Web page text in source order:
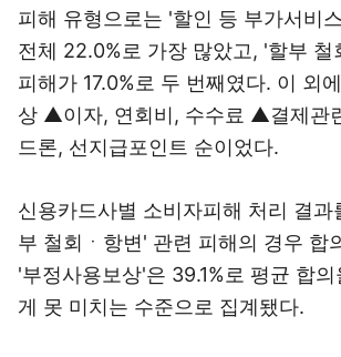
피해 유형으로는 '할인 등 부가서비
전체 22.0%로 가장 많았고, '할부 철
피해가 17.0%로 두 번째였다. 이 외
상 ▲이자, 연회비, 수수료 ▲결제관
드론, 선지급포인트 순이었다.
신용카드사별 소비자피해 처리 결과
부 철회ㆍ항변' 관련 피해의 경우 합
'부정사용보상'은 39.1%로 평균 합
게 못 미치는 수준으로 집계됐다.